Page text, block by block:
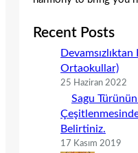
Recent Posts
Ortaokullar)
25 Haziran 2022
Sagu
Belirtiniz.
17 Kasım 2019